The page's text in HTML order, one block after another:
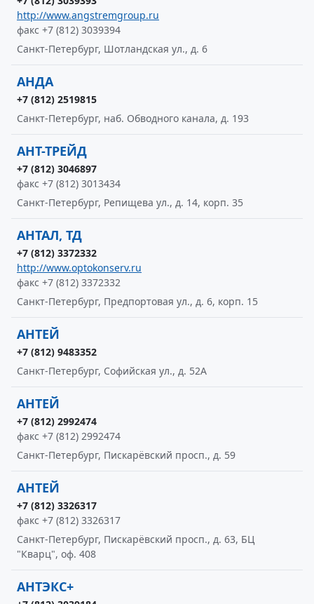
http://www.angstremgroup.ru
факс +7 (812) 3039394
Санкт-Петербург, Шотландская ул., д. 6
АНДА
+7 (812) 2519815
Санкт-Петербург, наб. Обводного канала, д. 193
АНТ-ТРЕЙД
+7 (812) 3046897
факс +7 (812) 3013434
Санкт-Петербург, Репищева ул., д. 14, корп. 35
АНТАЛ, ТД
+7 (812) 3372332
http://www.optokonserv.ru
факс +7 (812) 3372332
Санкт-Петербург, Предпортовая ул., д. 6, корп. 15
АНТЕЙ
+7 (812) 9483352
Санкт-Петербург, Софийская ул., д. 52А
АНТЕЙ
+7 (812) 2992474
факс +7 (812) 2992474
Санкт-Петербург, Пискарёвский просп., д. 59
АНТЕЙ
+7 (812) 3326317
факс +7 (812) 3326317
Санкт-Петербург, Пискарёвский просп., д. 63, БЦ
"Кварц", оф. 408
АНТЭКС+